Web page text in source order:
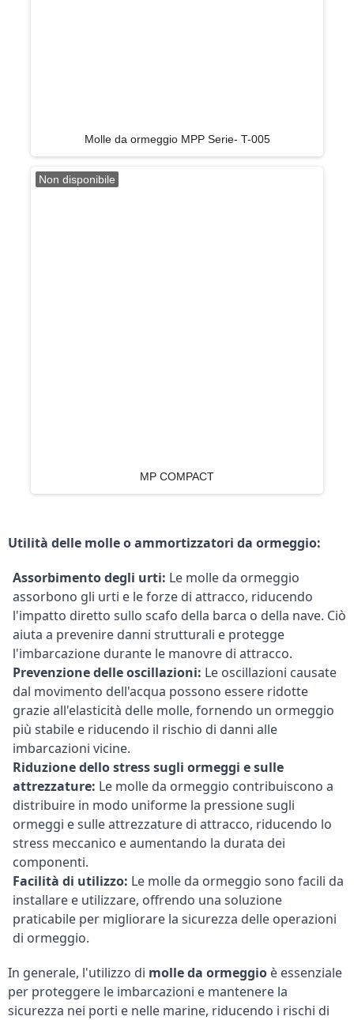
Molle da ormeggio MPP Serie- T-005
Non disponibile
MP COMPACT
Utilità delle molle o ammortizzatori da ormeggio:
Assorbimento degli urti: Le molle da ormeggio
assorbono gli urti e le forze di attracco, riducendo
l'impatto diretto sullo scafo della barca o della nave. Ciò
aiuta a prevenire danni strutturali e protegge
l'imbarcazione durante le manovre di attracco.
Prevenzione delle oscillazioni: Le oscillazioni causate
dal movimento dell'acqua possono essere ridotte
grazie all'elasticità delle molle, fornendo un ormeggio
più stabile e riducendo il rischio di danni alle
imbarcazioni vicine.
Riduzione dello stress sugli ormeggi e sulle
attrezzature: Le molle da ormeggio contribuiscono a
distribuire in modo uniforme la pressione sugli
ormeggi e sulle attrezzature di attracco, riducendo lo
stress meccanico e aumentando la durata dei
componenti.
Facilità di utilizzo: Le molle da ormeggio sono facili da
installare e utilizzare, offrendo una soluzione
praticabile per migliorare la sicurezza delle operazioni
di ormeggio.
In generale, l'utilizzo di molle da ormeggio è essenziale
per proteggere le imbarcazioni e mantenere la
sicurezza nei porti e nelle marine, riducendo i rischi di